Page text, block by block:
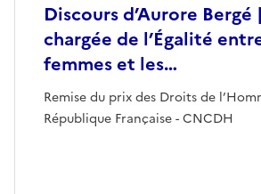
Discours d’Aurore
chargée de l’Égalité
femmes et les…
Remise du prix des Droits de
République Française - CNCDH